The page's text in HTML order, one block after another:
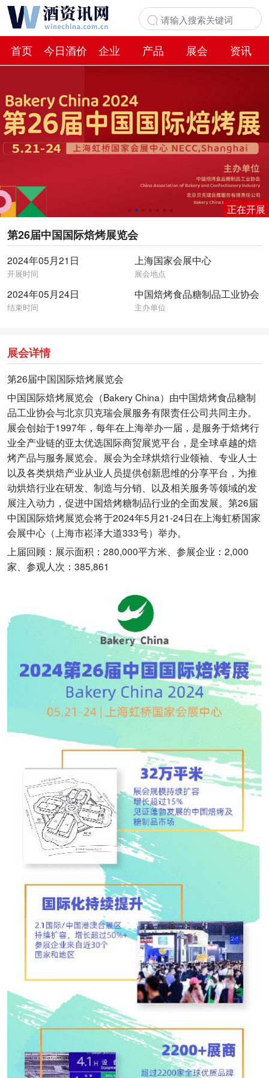
首页 今日酒价 企业 产品 展会
资讯
正在开展
第26届中国国际焙烤展览会
2024年05月21日
开展时间
上海国家会展中心
展会地点
2024年05月24日
结束时间
中国焙烤食品糖制品工业协会
主办单位
展会详情
第26届中国国际焙烤展览会
中国国际焙烤展览会（Bakery China）由中国焙烤食品糖制
品工业协会与北京贝克瑞会展服务有限责任公司共同主办。
展会创始于1997年，每年在上海举办一届，是服务于焙烤行
业全产业链的亚太优选国际商贸展览平台，是全球卓越的焙
烤产品与服务展览会。展会为全球烘焙行业领袖、专业人士
以及各类烘焙产业从业人员提供创新思维的分享平台，为推
动烘焙行业在研发、制造与分销、以及相关服务等领域的发
展注入动力，促进中国焙烤糖制品行业的全面发展。第26届
中国国际焙烤展览会将于2024年5月21-24日在上海虹桥国家
会展中心（上海市崧泽大道333号）举办。
上届回顾：展示面积：280,000平方米、参展企业：2,000
家、参观人次：385,861